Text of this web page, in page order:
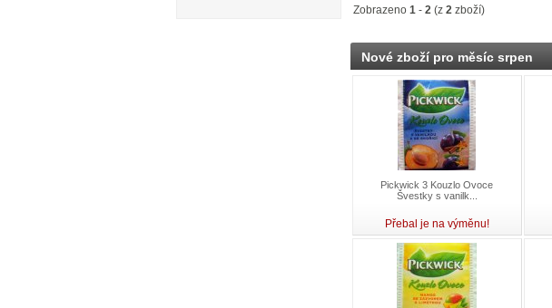
Zobrazeno 1 - 2 (z 2 zboží)
Nové zboží pro měsíc srpen
Pickwick 3 Kouzlo Ovoce
Švestky s vanilk...
Přebal je na výměnu!